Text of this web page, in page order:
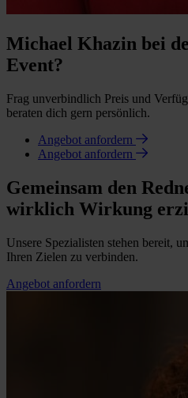
Michael Khazin bei
Event?
Frag unverbindlich Preis und
beraten dich gern persönlich.
Angebot anfordern
Angebot anfordern
Gemeinsam den
wirklich Wirkung
Unsere Spezialisten stehen bereit,
Ihren Zielen zu verbinden.
Angebot anfordern